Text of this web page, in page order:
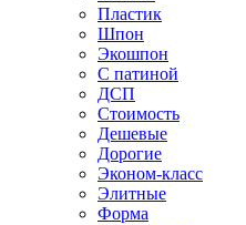
Пластик
Шпон
Экошпон
С патиной
ДСП
Стоимость
Дешевые
Дорогие
Эконом-класс
Элитные
Форма